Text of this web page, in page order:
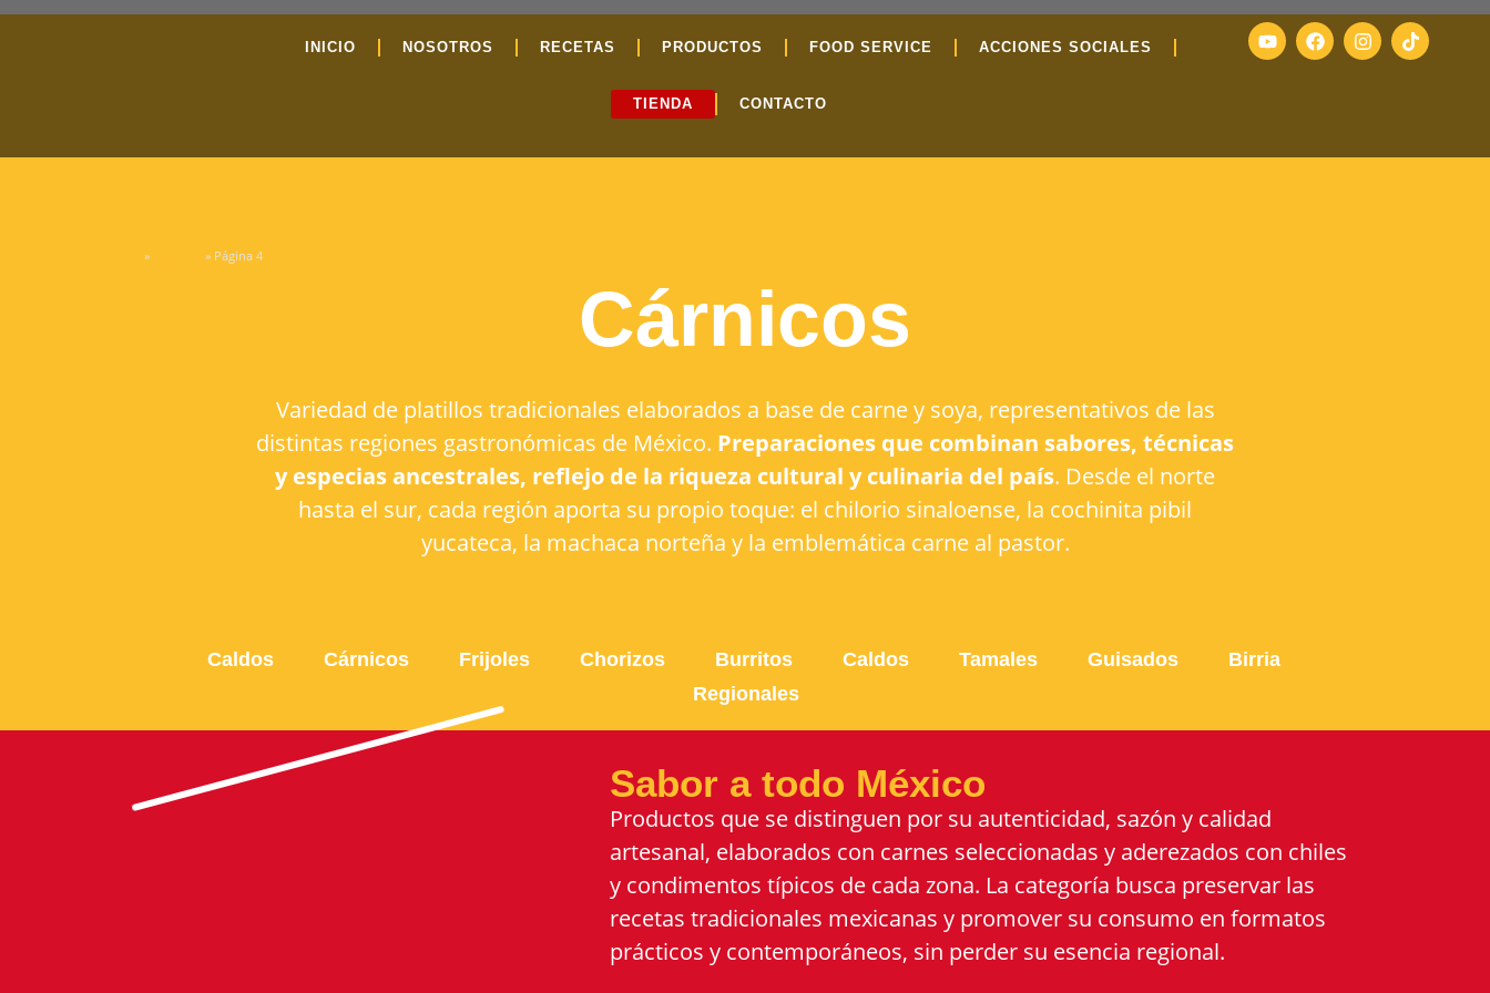
INICIO NOSOTROS RECETAS PRODUCTOS FOOD SERVICE ACCIONES SOCIALES
TIENDA CONTACTO
» » Página 4
Cárnicos
Variedad de platillos tradicionales elaborados a base de carne y soya, representativos de las
distintas regiones gastronómicas de México. Preparaciones que combinan sabores, técnicas
y especias ancestrales, reflejo de la riqueza cultural y culinaria del país. Desde el norte
hasta el sur, cada región aporta su propio toque: el chilorio sinaloense, la cochinita pibil
yucateca, la machaca norteña y la emblemática carne al pastor.
Caldos Cárnicos Frijoles Chorizos Burritos Caldos Tamales Guisados
Birria
Regionales
Sabor a todo México
Productos que se distinguen por su autenticidad, sazón y calidad
artesanal, elaborados con carnes seleccionadas y aderezados con chiles
y condimentos típicos de cada zona. La categoría busca preservar las
recetas tradicionales mexicanas y promover su consumo en formatos
prácticos y contemporáneos, sin perder su esencia regional.